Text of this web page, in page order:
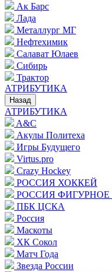
Ак Барс
Лада
Металлург МГ
Нефтехимик
Салават Юлаев
Сибирь
Трактор
АТРИБУТИКА
Назад
АТРИБУТИКА
A&C
Акулы Политеха
Игры Будущего
Virtus.pro
Crazy Hockey
РОССИЯ ХОККЕЙ
РОССИЯ ФИГУРНОЕ
ПБК ЦСКА
Россия
Маскоты
ХК Сокол
Матч Года
Звезда России